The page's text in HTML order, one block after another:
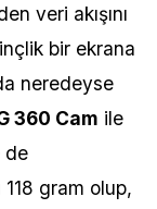
veri akışını
bir ekrana
neredeyse
360 Cam ile
de
118 gram olup,